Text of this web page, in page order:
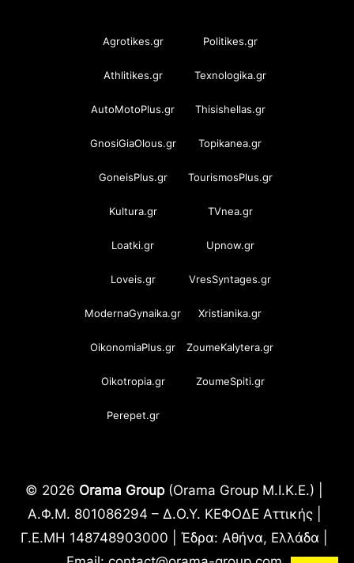
Agrotikes.gr Politikes.gr
Athlitikes.gr Texnologika.gr
AutoMotoPlus.gr Thisishellas.gr
GnosiGiaOlous.gr Topikanea.gr
GoneisPlus.gr TourismosPlus.gr
Kultura.gr TVnea.gr
Loatki.gr Upnow.gr
Loveis.gr VresSyntages.gr
ModernaGynaika.gr Xristianika.gr
OikonomiaPlus.gr ZoumeKalytera.gr
Oikotropia.gr ZoumeSpiti.gr
Perepet.gr
© 2026 Orama Group(Orama Group Μ.Ι.Κ.Ε.) |
Α.Φ.Μ. 801086294 – Δ.Ο.Υ. ΚΕΦΟΔΕ Αττικής |
Γ.Ε.ΜΗ 148748903000 | Έδρα: Αθήνα, Ελλάδα |